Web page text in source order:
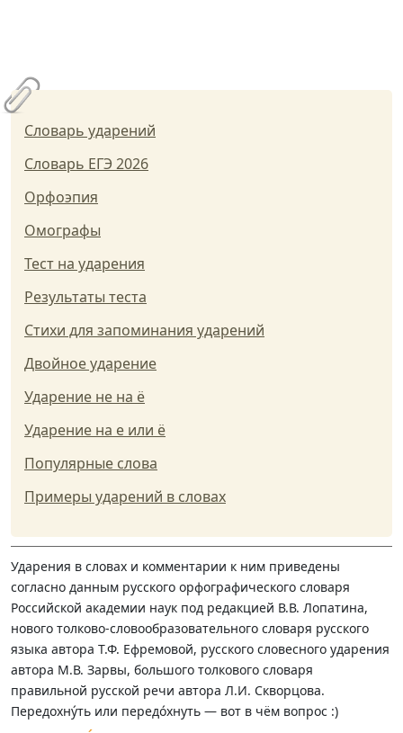
Словарь ударений
Словарь ЕГЭ 2026
Орфоэпия
Омографы
Тест на ударения
Результаты теста
Стихи для запоминания ударений
Двойное ударение
Ударение не на ё
Ударение на е или ё
Популярные слова
Примеры ударений в словах
Ударения в словах и комментарии к ним приведены
согласно данным русского орфографического словаря
Российской академии наук под редакцией В.В. Лопатина,
нового толково-словообразовательного словаря русского
языка автора Т.Ф. Ефремовой, русского словесного ударения
автора М.В. Зарвы, большого толкового словаря
правильной русской речи автора Л.И. Скворцова.
Передохну́ть или передо́хнуть — вот в чём вопрос :)